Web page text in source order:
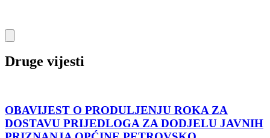
Druge vijesti
OBAVIJEST O PRODULJENJU ROKA ZA
DOSTAVU PRIJEDLOGA ZA DODJELU JAVNIH